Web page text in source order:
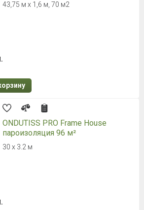
43,75 м х 1,6 м, 70 м2
ONDUTISS PRO Frame House
пароизоляция 96 м²
30 х 3.2 м